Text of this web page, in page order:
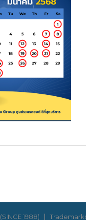
(SINCE 1988)